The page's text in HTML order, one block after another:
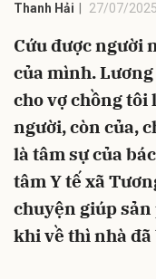
Thanh Hải 27/07/
Cứu được người
của mình.
cho vợ chồng tôi
người, còn của,
là tâm sự của
tâm Y tế xã
chuyện giúp
khi về thì nhà